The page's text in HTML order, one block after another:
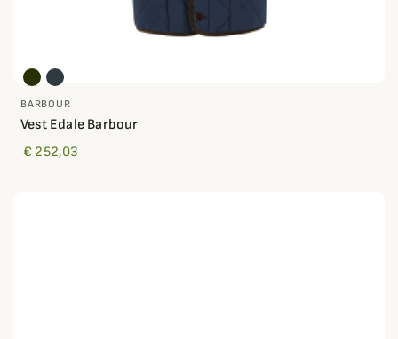
BARBOUR
Vest Edale Barbour
€ 252,03